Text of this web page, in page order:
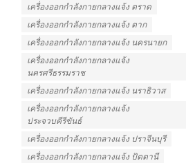
เครื่องออกกําลังกายกลางแจ้ง ตราด
เครื่องออกกําลังกายกลางแจ้ง ตาก
เครื่องออกกําลังกายกลางแจ้ง นครนายก
เครื่องออกกําลังกายกลางแจ้ง
นครศรีธรรมราช
เครื่องออกกําลังกายกลางแจ้ง นราธิวาส
เครื่องออกกําลังกายกลางแจ้ง
ประจวบคีรีขันธ์
เครื่องออกกําลังกายกลางแจ้ง ปราจีนบุรี
เครื่องออกกําลังกายกลางแจ้ง ปัตตานี